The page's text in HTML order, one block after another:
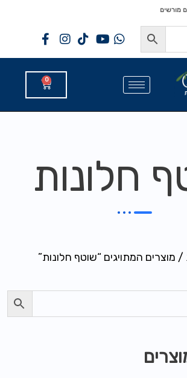
מורשים
0
חלונות
/ מוצרים המתויגים “שוטף חלונות”